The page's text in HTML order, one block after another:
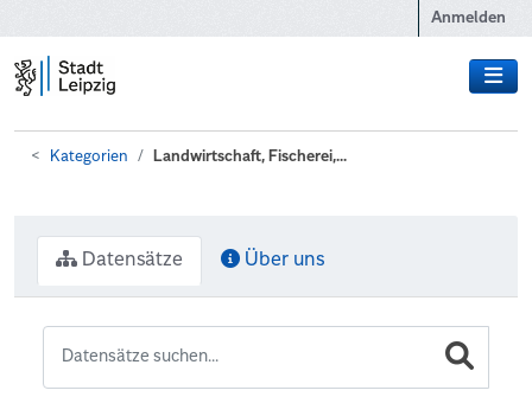
Anmelden
Kategorien Landwirtschaft, Fischerei,...
Datensätze Über uns